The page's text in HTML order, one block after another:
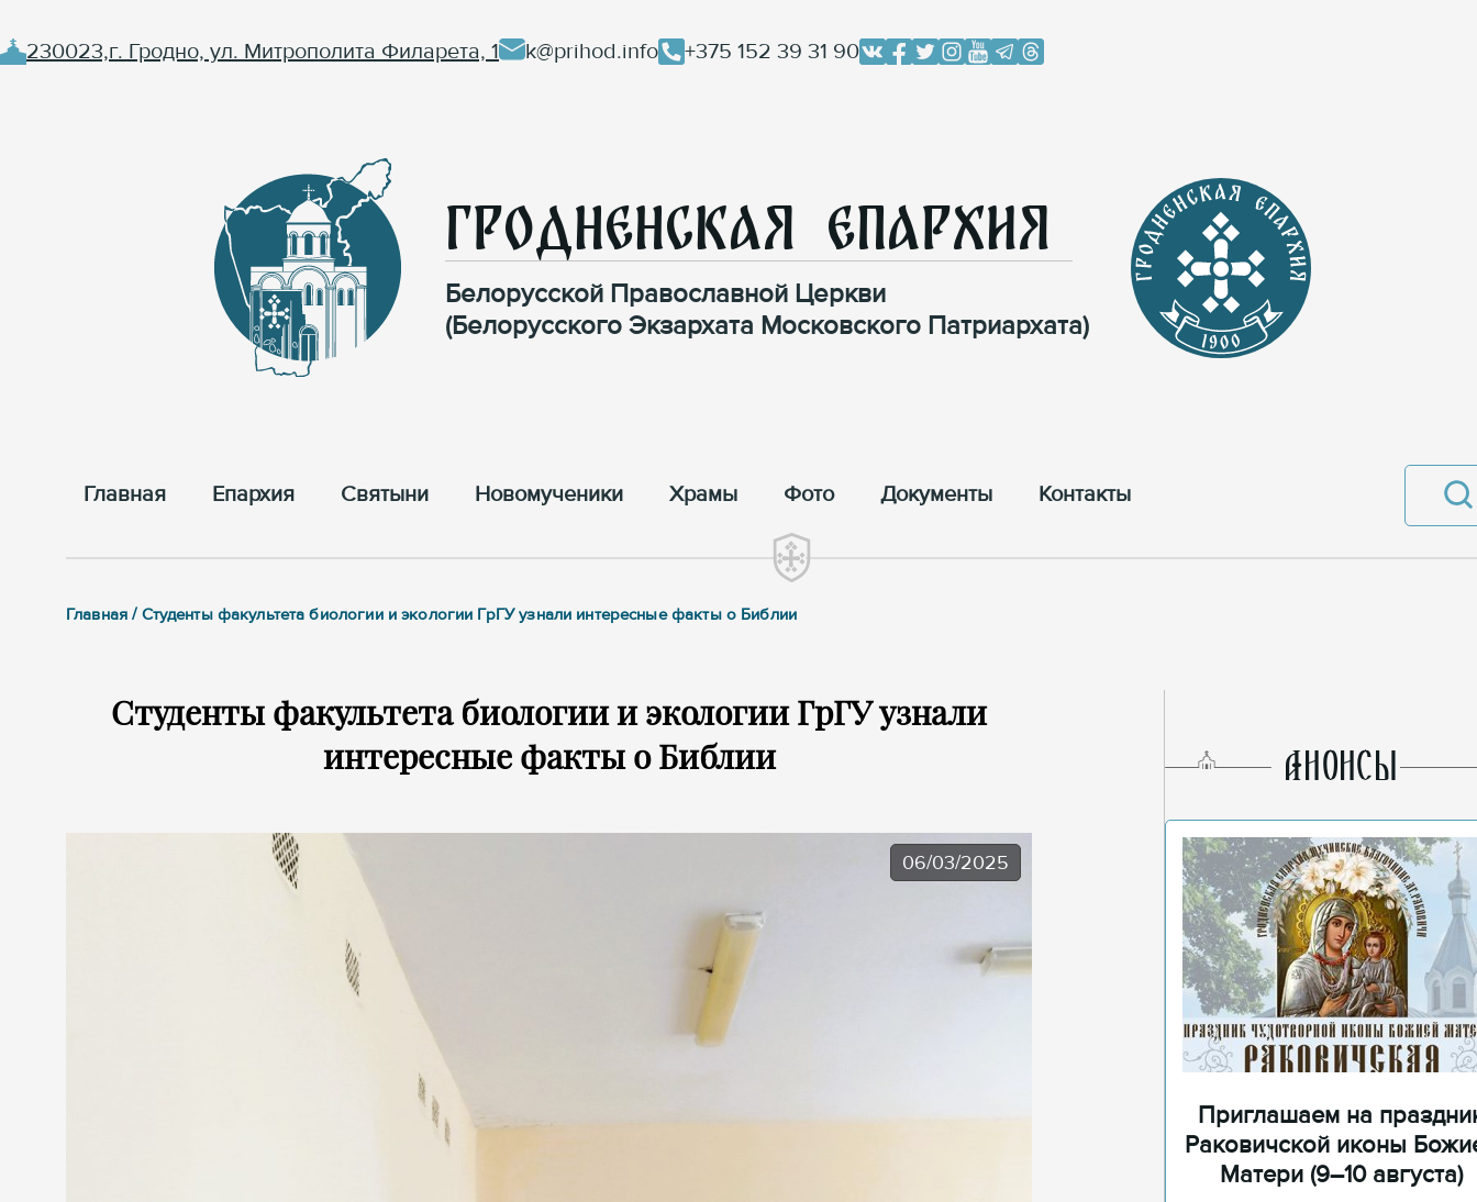
230023,г. Гродно, ул. Митрополита Филарета, 1 k@prihod.info +375 152 39 31 90
Гродненская Епархия
Белорусской Православной Церкви
(Белорусского Экзархата Московского Патриархата)
Главная Епархия Cвятыни Новомученики Храмы Фото Документы Контакты
Главная / Студенты факультета биологии и экологии ГрГУ узнали интересные факты о Библии
Студенты факультета биологии и экологии ГрГУ узнали
интересные факты о Библии
06/03/2025
AНОНСЫ
Приглашаем на
Раковичской иконы
Матери (9–10 августа)